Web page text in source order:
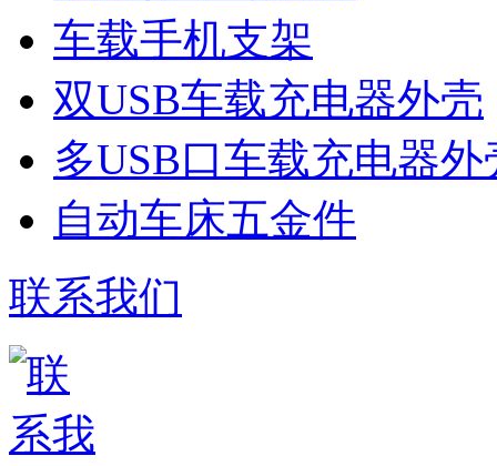
车载手机支架
双USB车载充电器外壳
多USB口车载充电器外
自动车床五金件
联系我们